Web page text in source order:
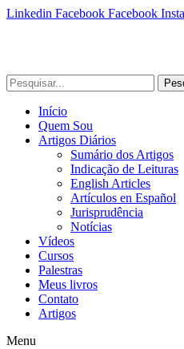
Linkedin Facebook Facebook
Início
Quem Sou
Artigos Diários
Sumário dos Artigos
Indicação de Leituras
English Articles
Artículos en Español
Jurisprudência
Notícias
Vídeos
Cursos
Palestras
Meus livros
Contato
Artigos
Menu